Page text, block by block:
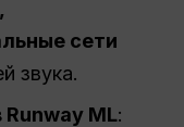
сети
звука.
Runway ML: